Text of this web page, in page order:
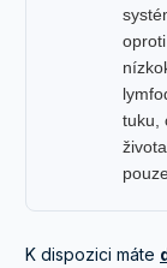
tuku,
K dispozici máte